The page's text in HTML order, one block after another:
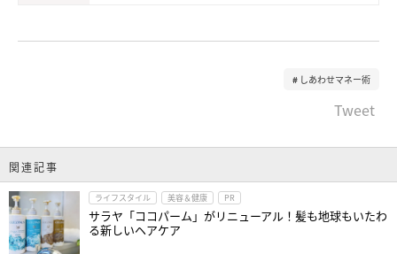
しあわせマネー術
Tweet
関連記事
ライフスタイル 美容＆健康 PR
サラヤ「ココパーム」がリニューアル！髪も地球もいたわ
る新しいヘアケア